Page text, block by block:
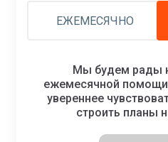
ЕЖЕМЕСЯЧНО
Мы будем рады
ежемесячной помощи
увереннее
строить планы